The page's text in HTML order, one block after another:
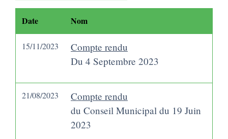
Date Nom
15/11/2023
Compte rendu
Du 4 Septembre 2023
21/08/2023
Compte rendu
du Conseil Municipal du 19 Juin
2023